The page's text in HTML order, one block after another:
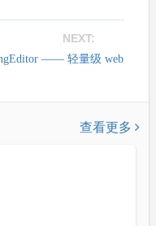
NEXT:
—— 轻量级 web
查看更多